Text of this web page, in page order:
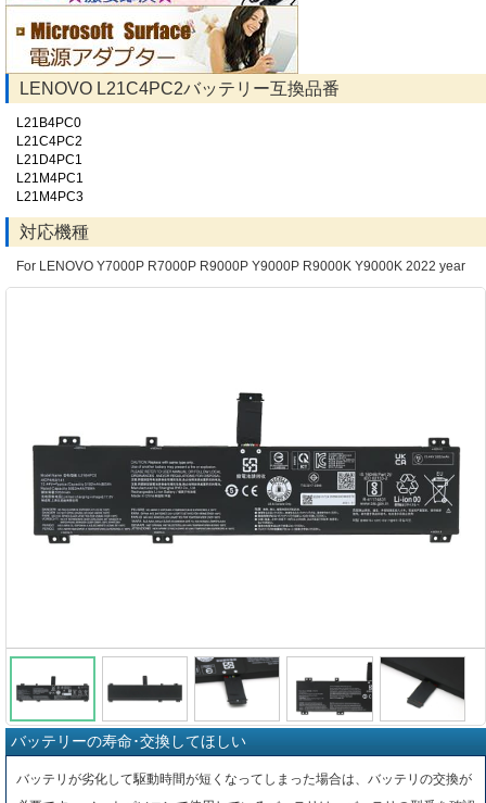
LENOVO L21C4PC2バッテリー互換品番
L21B4PC0
L21C4PC2
L21D4PC1
L21M4PC1
L21M4PC3
対応機種
For LENOVO Y7000P R7000P R9000P Y9000P R9000K Y9000K 2022 year
バッテリーの寿命･交換してほしい
バッテリが劣化して駆動時間が短くなってしまった場合は、バッテリの交換が